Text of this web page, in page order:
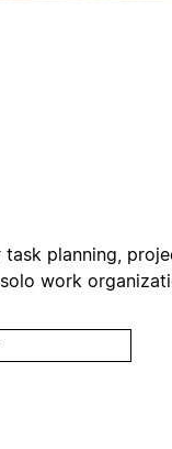
planning,
work